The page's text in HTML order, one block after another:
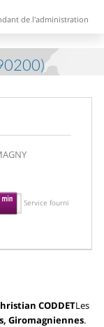
de l'administration
Service fourni
CODDETLes
Giromagniennes.